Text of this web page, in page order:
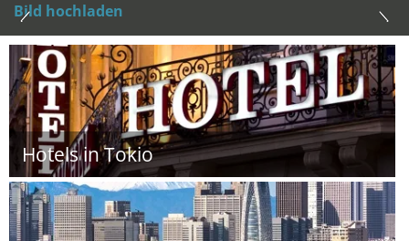
Bild hochladen
Hotels in Tokio